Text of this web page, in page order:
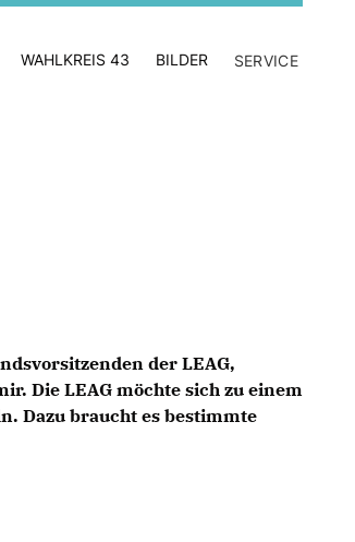
WAHLKREIS 43 BILDER SERVICE
der LEAG,
Die LEAG möchte sich zu einem
Dazu braucht es bestimmte